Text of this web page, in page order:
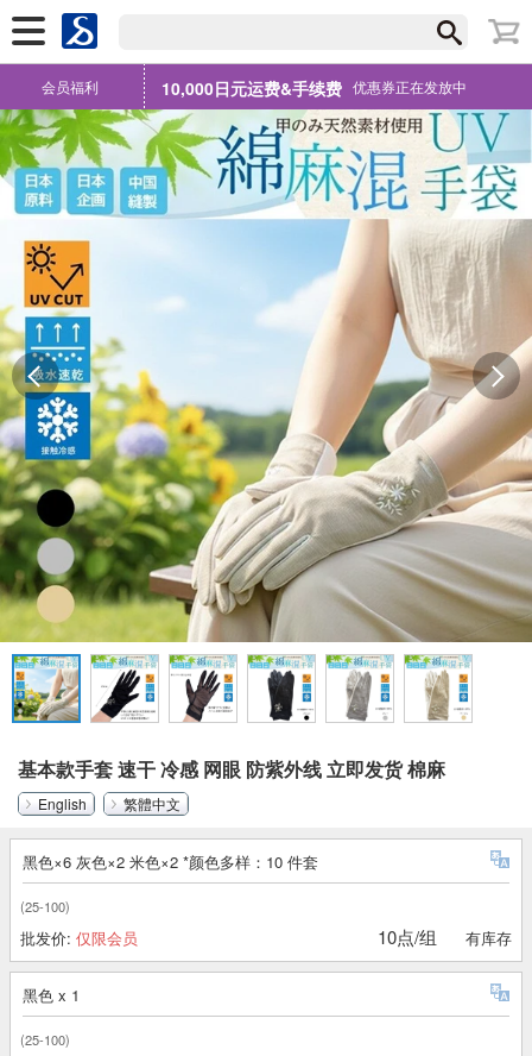
会员福利 10,000日元运费&手续费 优惠券正在发放中
基本款手套 速干 冷感 网眼 防紫外线 立即发货 棉麻
English 繁體中文
黑色×6 灰色×2 米色×2 *颜色多样：10 件套
(25-100)
批发价: 仅限会员 10点/组 有库存
黑色 x 1
(25-100)